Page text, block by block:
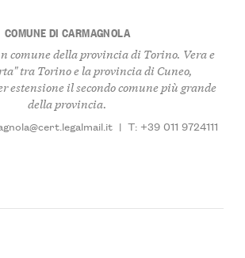
COMUNE DI CARMAGNOLA
comune della provincia di Torino. Vera e
tra Torino e la provincia di Cuneo,
estensione il secondo comune più grande
della provincia.
| T: +39 011 9724111